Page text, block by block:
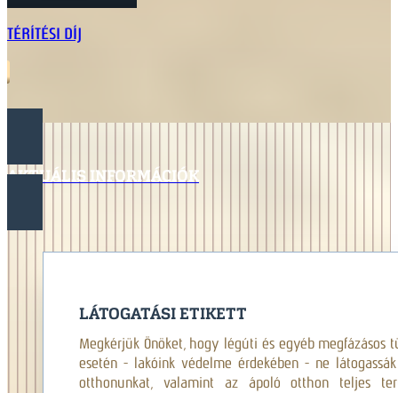
TÉRÍTÉSI DÍJ
AKTUÁLIS INFORMÁCIÓK
LÁTOGATÁSI ETIKETT
Megkérjük Önöket, hogy légúti és egyéb megfázásos
esetén – lakóink védelme érdekében – ne
otthonunkat, valamint az ápoló otthon teljes